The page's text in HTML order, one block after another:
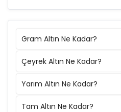
Gram Altın Ne Kadar?
Çeyrek Altın Ne Kadar?
Yarım Altın Ne Kadar?
Tam Altın Ne Kadar?